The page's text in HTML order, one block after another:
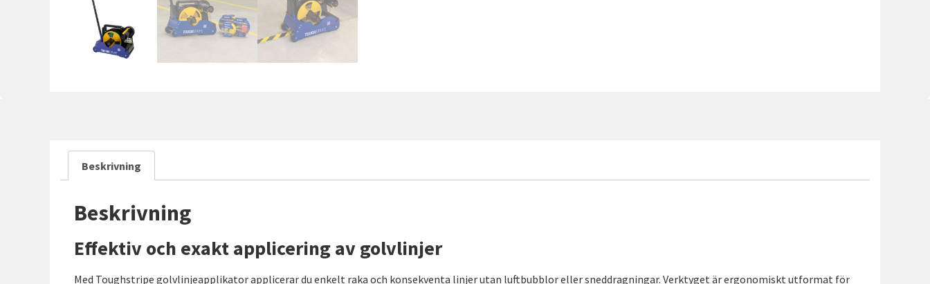
Beskrivning
Beskrivning
Effektiv och exakt applicering av golvlinjer
Med Toughstripe golvlinjeapplikator applicerar du enkelt raka och konsekventa linjer utan luftbubblor eller sneddragningar. Verktyget är ergonomiskt utformat för